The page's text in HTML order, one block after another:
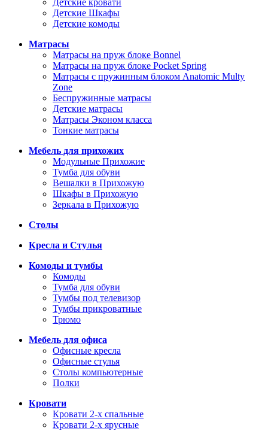
Детские кровати
Детские Шкафы
Детские комоды
Матрасы
Матрасы на пруж блоке Bonnel
Матрасы на пруж блоке Pocket Spring
Матрасы с пружинным блоком Anatomic Multy
Zone
Беспружинные матрасы
Детские матрасы
Матрасы Эконом класса
Тонкие матрасы
Мебель для прихожих
Модульные Прихожие
Тумба для обуви
Вешалки в Прихожую
Шкафы в Прихожую
Зеркала в Прихожую
Столы
Кресла и Стулья
Комоды и тумбы
Комоды
Тумба для обуви
Тумбы под телевизор
Тумбы прикроватные
Трюмо
Мебель для офиса
Офисные кресла
Офисные стулья
Столы компьютерные
Полки
Кровати
Кровати 2-х спальные
Кровати 2-х ярусные